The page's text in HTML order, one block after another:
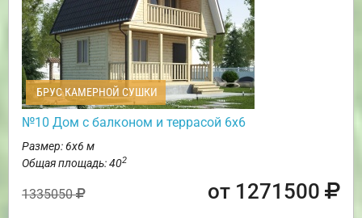
БРУС КАМЕРНОЙ СУШКИ
№10 Дом с балконом и террасой 6х6
Размер: 6х6 м
Общая площадь: 402
1335050 от 1271500